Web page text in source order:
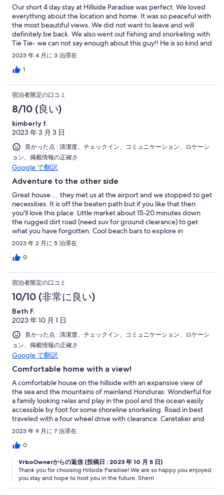
Our short 4 day stay at Hillside Paradise was perfect. We loved
everything about the location and home. It was so peaceful with
the most beautiful views. We did not want to leave and will
definitely be back. We also went out fishing and snorkeling with
Tie Tie- we can not say enough about this guy!! He is so kind and
knows everything there is to know about the island, fishing and
snorkeling spots. Sherri and Brian were also great to work with.
Brian met us (I originally went to the wrong meet up spot:/) and
we needed before leaving. Thank you all for everything! We
miss the dogs too!
2023 年 4 月に 3 泊滞在
1
宿泊者限定の口コミ
8/10 (良い)
kimberly f.
2023 年 3 月 3 日
良かった点 : 清潔度、チェックイン、コミュニケーション、ロケーシ
ョン、掲載情報の正確さ
Google で翻訳
Adventure to the other side
Great house.... they met us at the airport and we stopped to get
necessities. It is off the beaten path but if you like that then
you'll love this place. Little market about 15-20 minutes down
the rugged dirt road (need suv for ground clearance) to get
what you have forgotten. Cool beach bars to explore in
neighboring towns if willing to drive. Had a local deliver us king
crabs, fish and conch to the house. Tie Tie the caretaker
brought us fresh tuna. We ate well and relaxed! Definitely
the island.
2023 年 2 月に 5 泊滞在
0
宿泊者限定の口コミ
10/10 (非常に良い)
Beth F.
2023 年 10 月 1 日
良かった点 : 清潔度、チェックイン、コミュニケーション、ロケーシ
ョン、掲載情報の正確さ
Google で翻訳
Comfortable home with a view!
A comfortable house on the hillside with an expansive view of
the sea and the mountains of mainland Honduras. Wonderful for
a family looking relax and play in the pool and the ocean easily
accessible by foot for some shoreline snorkeling. Road in best
traveled with a four wheel drive with clearance. Caretaker and
house manager both lovely, helpful and can share some really
great stories. If a more remote location is for you, this checks
that box. Exploring the east coast away from crowds allowed us
groceries at the supermarket in Coxen Hole or French Harbor as
it is more limited in the Calabash area for cooking in the well
equipped kitchen. Thanks again to Sherri who was quite
responsive in our communications!
2023 年 9 月に 7 泊滞在
0
VrboOwnerからの返信 (投稿日 : 2023 年 10 月 5 日)
Thank you for choosing Hillside Paradise! We are so happy you enjoyed
you stay and hope to host you in the future. Sherri